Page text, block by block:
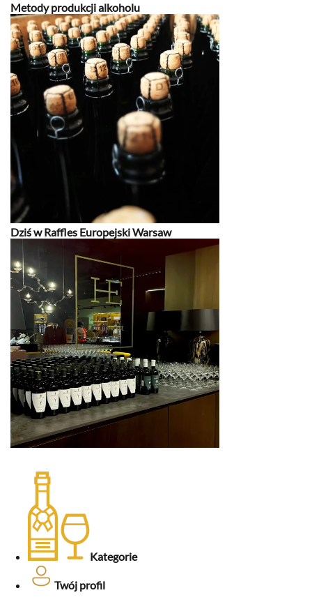
Metody produkcji alkoholu
Dziś w Raffles Europejski Warsaw
Kategorie
Twój profil